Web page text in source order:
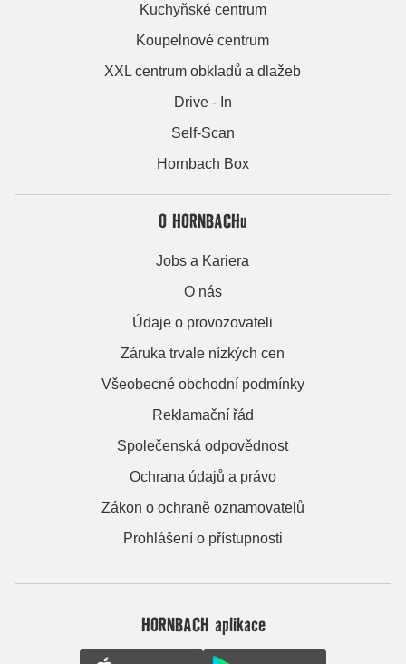
Kuchyňské centrum
Koupelnové centrum
XXL centrum obkladů a dlažeb
Drive - In
Self-Scan
Hornbach Box
O HORNBACHu
Jobs a Kariera
O nás
Údaje o provozovateli
Záruka trvale nízkých cen
Všeobecné obchodní podmínky
Reklamační řád
Společenská odpovědnost
Ochrana údajů a právo
Zákon o ochraně oznamovatelů
Prohlášení o přístupnosti
HORNBACH aplikace